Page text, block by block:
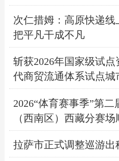
次仁措姆：高原快递线
把平凡干成不凡
斩获2026年国家级试
代商贸流通体系试点城
2026“体育赛事季”第
（西南区）西藏分赛
拉萨市正式调整巡游出